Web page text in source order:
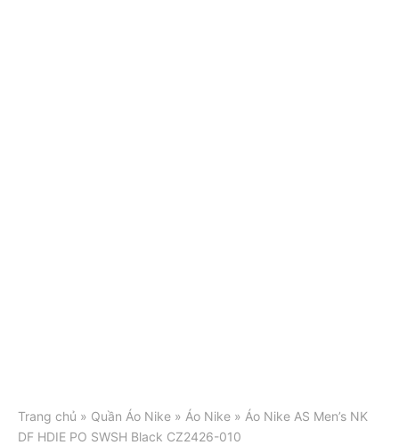
Trang chủ » Quần Áo Nike » Áo Nike » Áo Nike AS Men’s NK
DF HDIE PO SWSH Black CZ2426-010